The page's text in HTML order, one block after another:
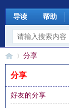
导读 帮助
›
分享
分享
好友的分享